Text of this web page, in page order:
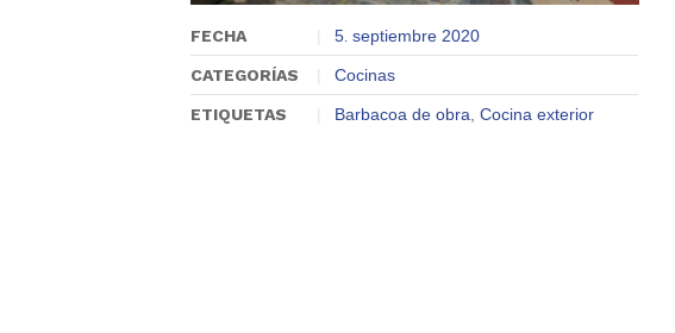
FECHA 5. septiembre 2020
CATEGORÍAS Cocinas
ETIQUETAS Barbacoa de obra, Cocina exterior